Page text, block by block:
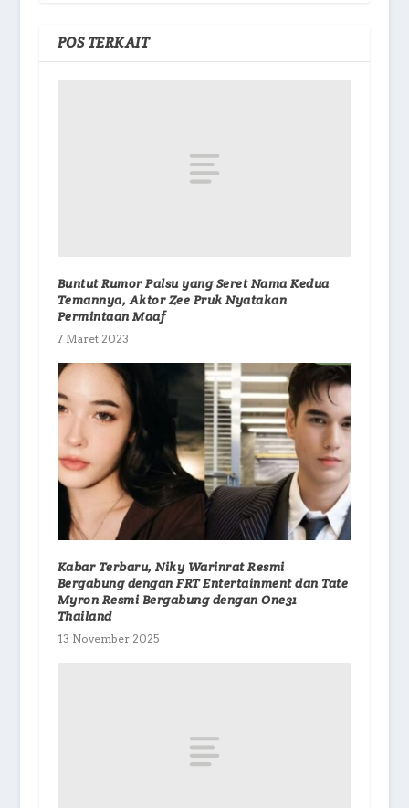
POS TERKAIT
Buntut Rumor Palsu yang Seret Nama Kedua
Temannya, Aktor Zee Pruk Nyatakan
Permintaan Maaf
7 Maret 2023
Kabar Terbaru, Niky Warinrat Resmi
Bergabung dengan FRT Entertainment dan Tate
Myron Resmi Bergabung dengan One31
Thailand
13 November 2025